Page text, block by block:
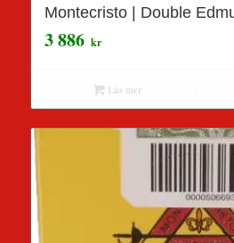
Montecristo | Double
3 886 kr
Läs mer